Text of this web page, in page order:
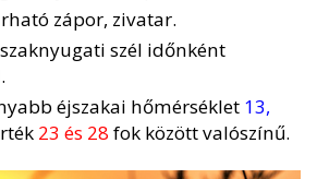
zápor, zivatar.
szél időnként
éjszakai hőmérséklet 13,
23 és 28 fok között valószínű.